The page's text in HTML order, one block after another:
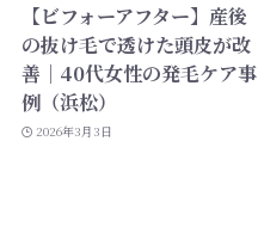
【ビフォーアフター】産後
の抜け毛で透けた頭皮が改
善｜40代女性の発毛ケア事
例（浜松）
2026年3月3日